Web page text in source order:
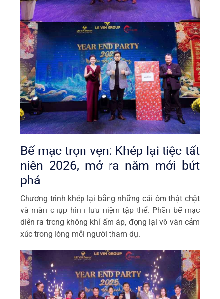
Bế mạc trọn vẹn: Khép lại tiệc tất
niên 2026, mở ra năm mới bứt
phá
Chương trình khép lại bằng những cái ôm thật chặt
và màn chụp hình lưu niệm tập thể. Phần bế mạc
diễn ra trong không khí ấm áp, đọng lại vô vàn cảm
xúc trong lòng mỗi người tham dự.